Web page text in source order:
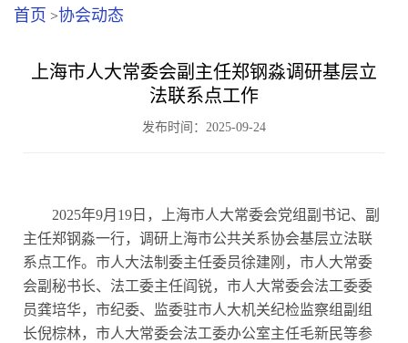
首页 >协会动态
上海市人大常委会副主任郑钢淼调研基层立
法联系点工作
发布时间：2025-09-24
2025年9月19日，上海市人大常委会党组副书记、副
主任郑钢淼一行，调研上海市公共关系协会基层立法联
系点工作。市人大法制委主任委员徐建刚，市人大常委
会副秘书长、法工委主任阎锐，市人大常委会法工委委
员龚培华，市纪委、监委驻市人大机关纪检监察组副组
长倪棕林，市人大常委会法工委办公室主任毛新民等参